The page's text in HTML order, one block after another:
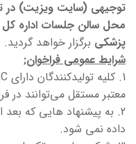
محل سالن جلسات اداره
پزشکی برگزار خواهد گردید.
شرایط عمومی فراخوان:
معتبر مستقل می‌توانند در
2. به پیشنهاد هایی که بعد
داده نمی شود.